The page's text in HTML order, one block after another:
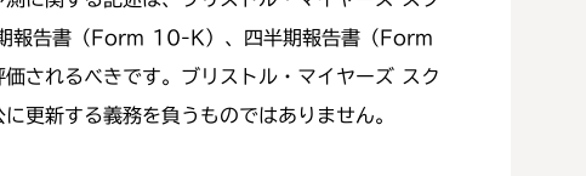
報告書（Form 10-K）、四半期報告書（Form
されるべきです。ブリストル・マイヤーズ スク
更新する義務を負うものではありません。